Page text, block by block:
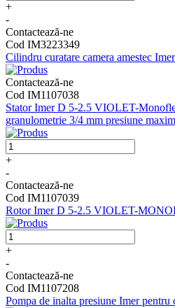
+
-
Contactează-ne
Cod IM3223349
Cilindru curatare camera amestec
Contactează-ne
Cod IM1107038
Stator Imer D 5-2.5 VIOLET-
granulometrie 3/4 mm presiune
+
-
Contactează-ne
Cod IM1107039
Rotor Imer D 5-2.5 VIOLET-
+
-
Contactează-ne
Cod IM1107208
Pompa de inalta presiune Imer pentru